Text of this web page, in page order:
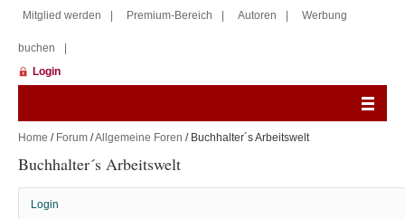
Mitglied werden Premium-Bereich Autoren Werbung
buchen
Login
Home / Forum /Allgemeine Foren / Buchhalter´s Arbeitswelt
Buchhalter´s Arbeitswelt
Login